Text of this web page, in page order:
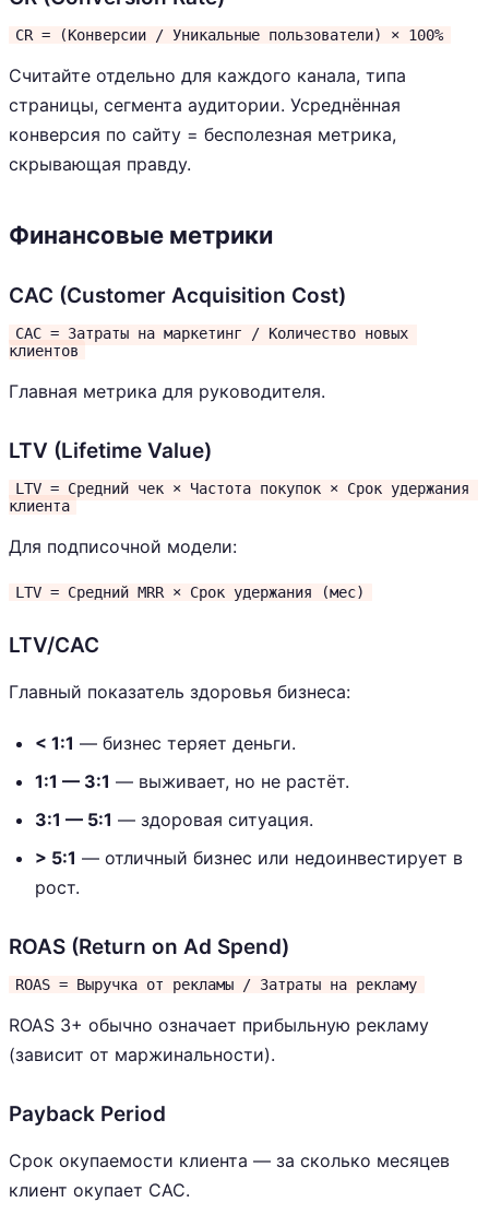
CR = (Конверсии / Уникальные пользователи) × 100%
Считайте отдельно для каждого канала, типа
страницы, сегмента аудитории. Усреднённая
конверсия по сайту = бесполезная метрика,
скрывающая правду.
Финансовые метрики
CAC (Customer Acquisition Cost)
CAC = Затраты на маркетинг / Количество новых
клиентов
Главная метрика для руководителя.
LTV (Lifetime Value)
LTV = Средний чек × Частота покупок × Срок удержания
клиента
Для подписочной модели:
LTV = Средний MRR × Срок удержания (мес)
LTV/CAC
Главный показатель здоровья бизнеса:
< 1:1 — бизнес теряет деньги.
1:1 — 3:1 — выживает, но не растёт.
3:1 — 5:1 — здоровая ситуация.
> 5:1 — отличный бизнес или недоинвестирует в
рост.
ROAS (Return on Ad Spend)
ROAS = Выручка от рекламы / Затраты на рекламу
ROAS 3+ обычно означает прибыльную рекламу
(зависит от маржинальности).
Payback Period
Срок окупаемости клиента — за сколько месяцев
клиент окупает CAC.